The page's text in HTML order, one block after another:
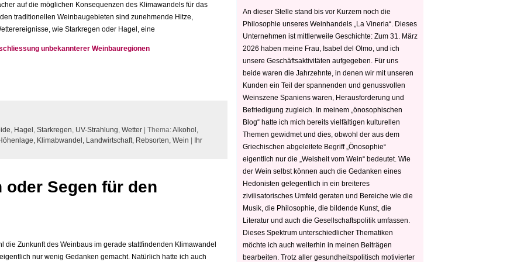
auf die möglichen Konsequenzen des Klimawandels für das
traditionellen Weinbaugebieten sind zunehmende Hitze,
wie Starkregen oder Hagel, eine
unbekannterer Weinbauregionen
Hagel Starkregen UV-Strahlung Wetter | Thema:Alkohol,
Klimabwandel, Landwirtschaft, Rebsorten, Wein | Ihr
Segen für den
Zunkunft des Weinbaus im gerade stattfindenden Klimawandel
nur wenig Gedanken gemacht. Natürlich hatte ich auch
An dieser Stelle stand bis vor Kurzem noch die
Philosophie unseres Weinhandels „La Vineria“. Dieses
Unternehmen ist mittlerweile Geschichte: Zum 31. März
2026 haben meine Frau, Isabel del Olmo, und ich
unsere Geschäftsaktivitäten aufgegeben. Für uns
beide waren die Jahrzehnte, in denen wir mit unseren
Kunden ein Teil der spannenden und genussvollen
Weinszene Spaniens waren, Herausforderung und
Befriedigung zugleich. In meinem „önosophischen
Blog“ hatte ich mich bereits vielfältigen kulturellen
Themen gewidmet und dies, obwohl der aus dem
Griechischen abgeleitete Begriff „Önosophie“
eigentlich nur die „Weisheit vom Wein“ bedeutet. Wie
der Wein selbst können auch die Gedanken eines
Hedonisten gelegentlich in ein breiteres
zivilisatorisches Umfeld geraten und Bereiche wie die
Musik, die Philosophie, die bildende Kunst, die
Literatur und auch die Gesellschaftspolitik umfassen.
Dieses Spektrum unterschiedlicher Thematiken
möchte ich auch weiterhin in meinen Beiträgen
bearbeiten. Trotz aller gesundheitspolitisch motivierter